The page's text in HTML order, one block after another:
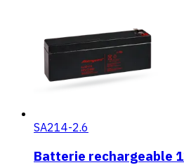
SA214-2.6
Batterie rechargeable